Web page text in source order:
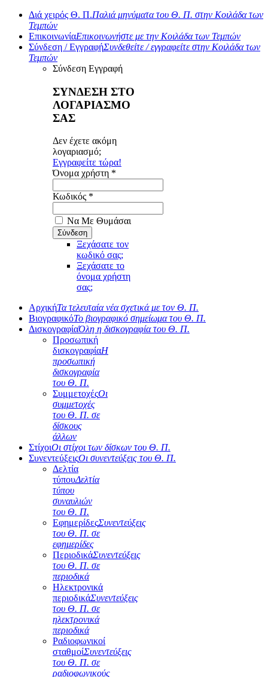
Διά χειρός Θ. Π.Παλιά μηνύματα του Θ. Π. στην Κοιλάδα των
Τεμπών
ΕπικοινωνίαΕπικοινωνήστε με την Κοιλάδα των Τεμπών
Σύνδεση / ΕγγραφήΣυνδεθείτε / εγγραφείτε στην Κοιλάδα των
Τεμπών
Σύνδεση Εγγραφή
ΣΥΝΔΕΣΗ ΣΤΟ
ΛΟΓΑΡΙΑΣΜΟ
ΣΑΣ
Δεν έχετε ακόμη
λογαριασμό;
Εγγραφείτε τώρα!
Όνομα χρήστη *
Κωδικός *
Να Με Θυμάσαι
Ξεχάσατε τον
κωδικό σας;
Ξεχάσατε το
όνομα χρήστη
σας;
ΑρχικήΤα τελευταία νέα σχετικά με τον Θ. Π.
ΒιογραφικόΤο βιογραφικό σημείωμα του Θ. Π.
ΔισκογραφίαΌλη η δισκογραφία του Θ. Π.
Προσωπική
δισκογραφίαΗ
προσωπική
δισκογραφία
του Θ. Π.
ΣυμμετοχέςΟι
συμμετοχές
του Θ. Π. σε
δίσκους
άλλων
ΣτίχοιΟι στίχοι των δίσκων του Θ. Π.
ΣυνεντεύξειςΟι συνεντεύξεις του Θ. Π.
Δελτία
τύπουΔελτία
τύπου
συναυλιών
του Θ. Π.
ΕφημερίδεςΣυνεντεύξεις
του Θ. Π. σε
εφημερίδες
ΠεριοδικάΣυνεντεύξεις
του Θ. Π. σε
περιοδικά
Ηλεκτρονικά
περιοδικάΣυνεντεύξεις
του Θ. Π. σε
ηλεκτρονικά
περιοδικά
Ραδιοφωνικοί
σταθμοίΣυνεντεύξεις
του Θ. Π. σε
ραδιοφωνικούς